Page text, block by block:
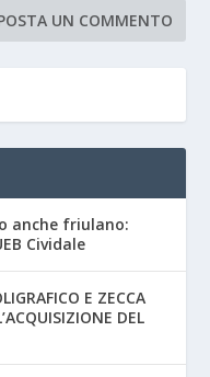
anche friulano:
Cividale
E ZECCA
DEL